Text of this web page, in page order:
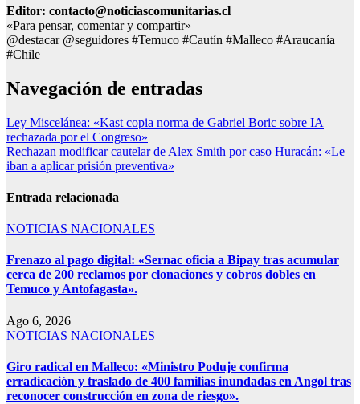
Editor: contacto@noticiascomunitarias.cl
«Para pensar, comentar y compartir»
@destacar @seguidores #Temuco #Cautín #Malleco #Araucanía
#Chile
Navegación de entradas
Ley Miscelánea: «Kast copia norma de Gabriel Boric sobre IA
rechazada por el Congreso»
Rechazan modificar cautelar de Alex Smith por caso Huracán: «Le
iban a aplicar prisión preventiva»
Entrada relacionada
NOTICIAS NACIONALES
Frenazo al pago digital: «Sernac oficia a Bipay tras acumular
cerca de 200 reclamos por clonaciones y cobros dobles en
Temuco y Antofagasta».
Ago 6, 2026
NOTICIAS NACIONALES
Giro radical en Malleco: «Ministro Poduje confirma
erradicación y traslado de 400 familias inundadas en Angol tras
reconocer construcción en zona de riesgo».